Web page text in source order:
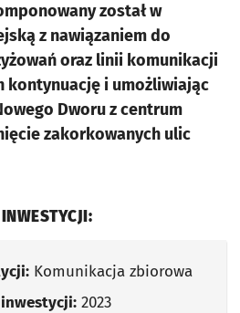
został w
z nawiązaniem do
oraz linii komunikacji
kontynuację i umożliwiając
Dworu z centrum
zakorkowanych ulic
INWESTYCJI:
Komunikacja zbiorowa
inwestycji: 2023